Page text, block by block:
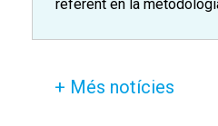
referent en la
+ Més notícies